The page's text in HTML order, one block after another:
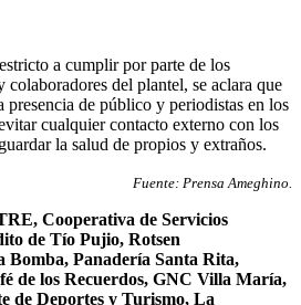
a cumplir por parte de los
colaboradores del plantel, se aclara que
presencia de público y periodistas en los
cualquier contacto externo con los
la salud de propios y extraños.
Fuente: Prensa Ameghino.
Cooperativa de Servicios
de Tío Pujio, Rotsen
Panadería Santa Rita,
de los Recuerdos, GNC Villa María,
de Deportes y Turismo, La